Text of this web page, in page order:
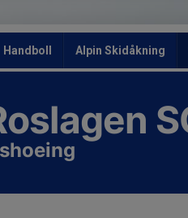
Handboll Alpin Skidåkning